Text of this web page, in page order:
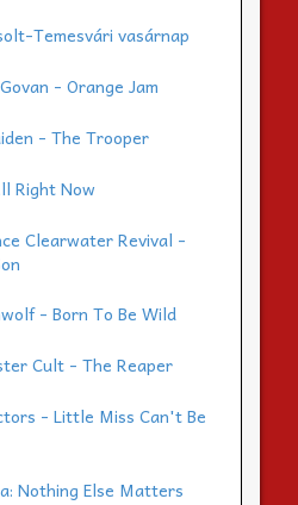
Temesvári vasárnap
- Orange Jam
- The Trooper
Right Now
Clearwater Revival -
- Born To Be Wild
Cult - The Reaper
- Little Miss Can't Be
Nothing Else Matters